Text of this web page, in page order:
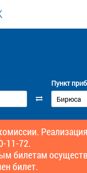
Пункт
11-72.
билетам
билет.